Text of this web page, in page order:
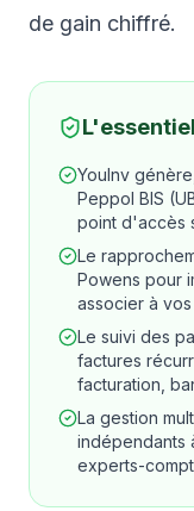
de gain chiffré.
L'essentiel
YouInv
Peppol BIS
point d'accès
Le
Powens pour
associer à
Le suivi des
factures
facturation,
La gestion
indépendants
experts-